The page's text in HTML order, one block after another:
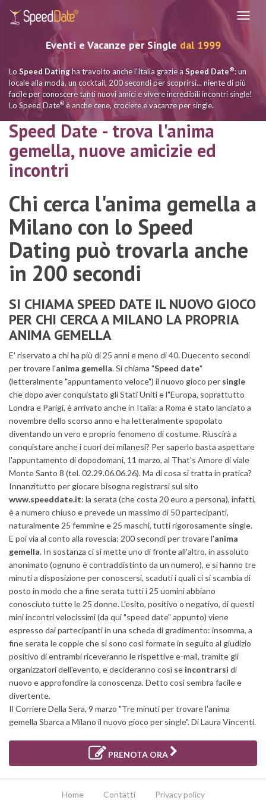
Eventi e Vacanze per Single dal 1999
Lo Speed Datingha travolto anche l'Italia grazie a Speed Date®: un
locale alla moda, un cocktail, 200 secondi per scoprirsi... niente di più
facile per conoscere tanti nuovi amici e vivere incredibili incontri single!
Lo Speed Date® è anche cene, crociere e vacanze per single.
Speed Date - trova l'anima
gemella, nuove amicizie ed
incontri
Chi cerca l'anima gemella a
Milano con lo Speed
Dating può trovarla anche
in 200 secondi
SI CHIAMA SPEED DATE IL NUOVO GIOCO
PER CHI CERCA A MILANO LA PROPRIA
ANIMA GEMELLA
E' riservato a chi ha più di 25 anni e meno di 40. Duecento secondi
per trovare l'anima gemella. Si chiama "Speed date"
(letteralmente "appuntamento veloce") il nuovo gioco per single
che dopo aver conquistato gli Stati Uniti e l"Europa, soprattutto
Londra e Parigi, è arrivato anche in Italia: a Roma è stato lanciato a
novembre dello scorso anno e ha letteralmente spopolato
diventando un vero e proprio fenomeno di costume. Riuscirà a
conquistare anche i cuori dei milanesi? Per saperlo basta aspettare
l'appuntamento di dopodomani, 11 marzo, al That's Amore di viale
Monte Santo 8 (tel. 02.29.06.06.26). Ma di cosa si tratta in pratica?
Innanzitutto per giocare bisogna registrarsi sul sito
www.speeddate.it: la serata (che costa 20 euro a persona), infatti,
è a numero chiuso e prevede un massimo di 50 partecipanti,
naturalmente 25 femmine e 25 maschi, tutti rigorosamente single.
E poi via al conto alla rovescia: 200 secondi per trovare l'anima
gemella. In sostanza ci si mette uno di fronte all'altro, in assoluto
anonimato (ognuno è contraddistinto da un numero), e si hanno tre
minuti a disposizione per conoscersi, scaduti i quali ci si scambia di
posto in modo che a fine serata tutti i 25 uomini abbiano
conosciuto tutte le 25 donne. L'esito, positivo o negativo, di questi
mini incontri velocissimi (da qui "speed date" appunto) viene
espresso dai partecipanti in una scheda di gradimento: insomma, a
fine serata le coppie che si sono così formate in seguito al giudizio
positivo di entrambi riceveranno le rispettive e-mail, tramite gli
organizzatori dell'evento, e decideranno così se incontrarsi di
nuovo e approfondire la conoscenza. Detto così sembra facile e
divertente.
Il Corriere Della Sera, 9 marzo "Tre minuti per trovare l'anima
gemella Sbarca a Milano il nuovo gioco per single". Di Laura Vincenti.
PRENOTA ORA
Home Contatti Privacy policy